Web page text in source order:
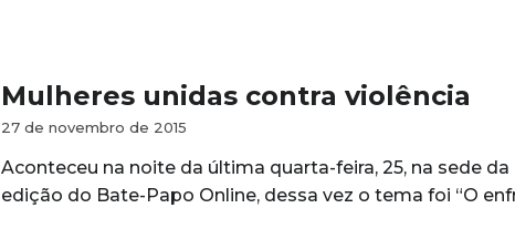
Mulheres unidas contra violência
27 de novembro de 2015
Aconteceu na noite da última quarta-feira, 25, na sede
edição do Bate-Papo Online, dessa vez o tema foi “O